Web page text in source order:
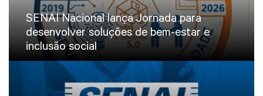
SENAI Nacional lança Jornada para
desenvolver soluções de bem-estar e
inclusão social